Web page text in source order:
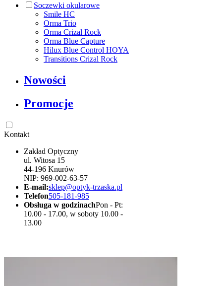
Soczewki okularowe
Smile HC
Orma Trio
Orma Crizal Rock
Orma Blue Capture
Hilux Blue Control HOYA
Transitions Crizal Rock
Nowości
Promocje
Kontakt
Zakład Optyczny
ul. Witosa 15
44-196 Knurów
NIP: 969-002-63-57
E-mail:sklep@optyk-trzaska.pl
Telefon505-181-985
Obsługa w godzinachPon - Pt:
10.00 - 17.00, w soboty 10.00 -
13.00